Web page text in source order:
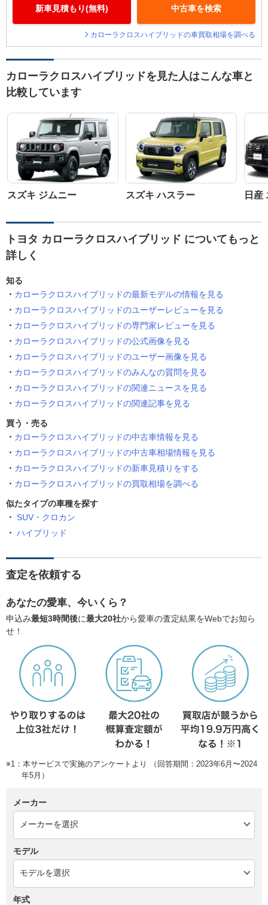
新車見積もり(無料) 中古車を検索
カローラクロスハイブリッドの車買取相場を調べる
カローラクロスハイブリッドを見た人はこんな車と
比較しています
スズキ ジムニー スズキ ハスラー 日産
トヨタ カローラクロスハイブリッド についてもっと
詳しく
知る
カローラクロスハイブリッドの最新モデルの情報を見る
カローラクロスハイブリッドのユーザーレビューを見る
カローラクロスハイブリッドの専門家レビューを見る
カローラクロスハイブリッドの公式画像を見る
カローラクロスハイブリッドのユーザー画像を見る
カローラクロスハイブリッドのみんなの質問を見る
カローラクロスハイブリッドの関連ニュースを見る
カローラクロスハイブリッドの関連記事を見る
買う・売る
カローラクロスハイブリッドの中古車情報を見る
カローラクロスハイブリッドの中古車相場情報を見る
カローラクロスハイブリッドの新車見積りをする
カローラクロスハイブリッドの買取相場を調べる
似たタイプの車種を探す
SUV・クロカン
ハイブリッド
査定を依頼する
あなたの愛車、今いくら？
申込み最短3時間後に最大20社から愛車の査定結果をWebでお知ら
せ！
※1：本サービスで実施のアンケートより （回答期間：2023年6月〜2024
年5月）
メーカー
モデル
年式